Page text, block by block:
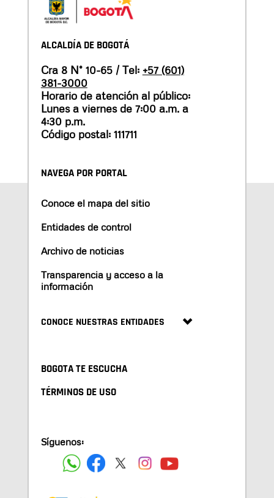
ALCALDÍA DE BOGOTÁ
Cra 8 N° 10-65 / Tel: +57 (601)
381-3000
Horario de atención al público:
Lunes a viernes de 7:00 a.m. a
4:30 p.m.
Código postal: 111711
NAVEGA POR PORTAL
Conoce el mapa del sitio
Entidades de control
Archivo de noticias
Transparencia y acceso a la
información
CONOCE NUESTRAS ENTIDADES
BOGOTA TE ESCUCHA
TÉRMINOS DE USO
Síguenos: